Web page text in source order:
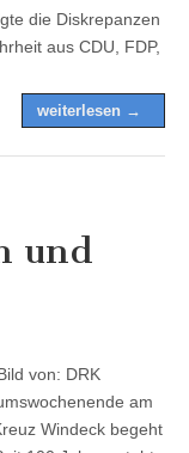
die Diskrepanzen
aus CDU, FDP,
weiterlesen →
und
von: DRK
am
Windeck begeht